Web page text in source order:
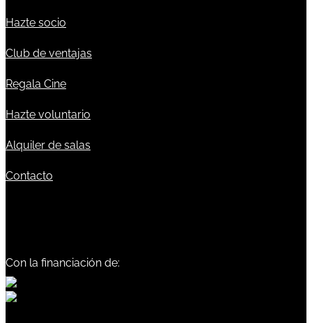
Hazte socio
Club de ventajas
Regala Cine
Hazte voluntario
Alquiler de salas
Contacto
Con la financiación de: